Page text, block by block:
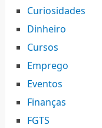
Curiosidades
Dinheiro
Cursos
Emprego
Eventos
Finanças
FGTS